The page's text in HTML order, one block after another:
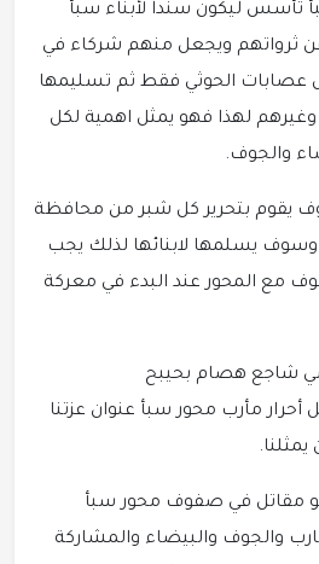
تأسس ليكون سنداً لأبناء سبأ
ثرواتهم ويجعل منهم شركاء في
عصابات الحوثي فقط ثم تسليمها
لهذا فهو يمثل اهمية لكل
والجوف.
يقوم بتحرير كل شبر من محافظة
يسلمها لابنائها لذلك يجب
مع المحور عند البدء في معركة
شاجع هصام بحيبح
أحرار مأرب محور سبأ عنوان عزتنا
مقاتل في صفوف محور سبأ
والجوف والبيضاء والمشاركة